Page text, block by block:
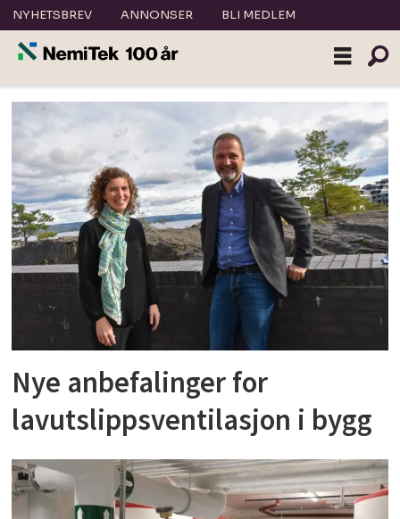
NYHETSBREV ANNONSER BLI MEDLEM
Tag:
fme
zen
Nye anbefalinger for
lavutslippsventilasjon i bygg